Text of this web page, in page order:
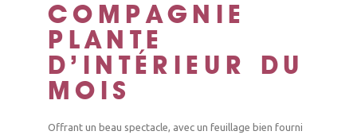
COMPAGNIE
PLANTE
D’INTÉRIEUR DU
MOIS
Offrant un beau spectacle, avec un feuillage bien fourni